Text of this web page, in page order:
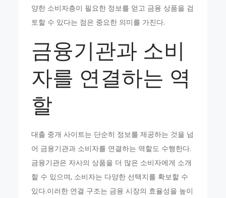
양한 소비자층이 필요한 정보를 얻고 금융 상품을 검
토할 수 있다는 점은 중요한 의미를 가진다.
금융기관과 소비
자를 연결하는 역
할
대출 중개 사이트는 단순히 정보를 제공하는 것을 넘
어 금융기관과 소비자를 연결하는 역할도 수행한다.
금융기관은 자사의 상품을 더 많은 소비자에게 소개
할 수 있으며, 소비자는 다양한 선택지를 확보할 수
있다.이러한 연결 구조는 금융 시장의 효율성을 높이